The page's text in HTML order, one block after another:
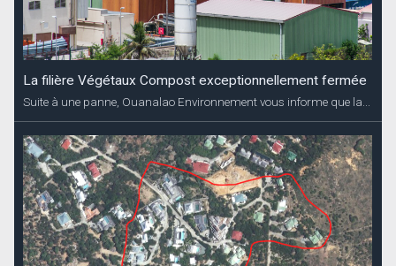
La filière Végétaux Compost exceptionnellement fermée
Suite à une panne, Ouanalao Environnement vous informe que la...